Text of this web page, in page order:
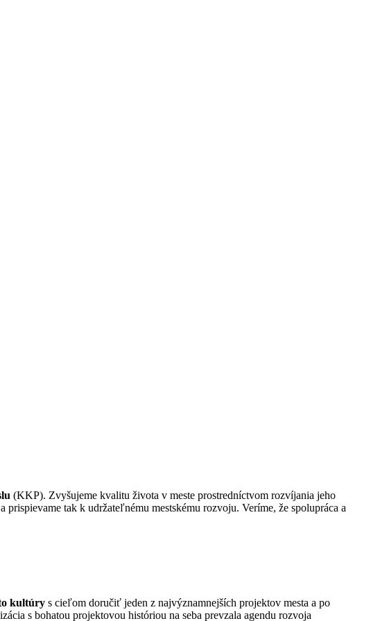
(KKP). Zvyšujeme kvalitu života v meste prostredníctvom rozvíjania jeho
tak k udržateľnému mestskému rozvoju. Veríme, že spolupráca a
kultúry s cieľom doručiť jeden z najvýznamnejších projektov mesta a po
s bohatou projektovou históriou na seba prevzala agendu rozvoja